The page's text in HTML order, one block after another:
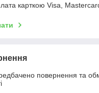
карткою Visa,
повернення та